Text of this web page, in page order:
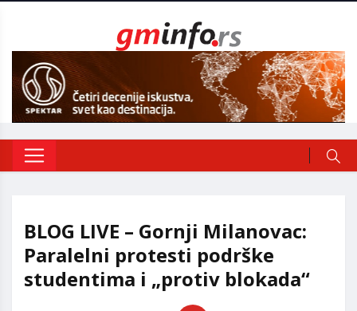
BLOG LIVE – Gornji Milanovac:
Paralelni protesti podrške
studentima i „protiv blokada“